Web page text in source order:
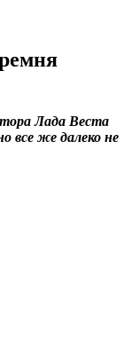
Лада Веста
все же далеко не